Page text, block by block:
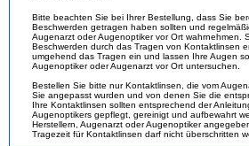
Bitte beachten Sie bei Ihrer Bestellung, dass Sie
Beschwerden getragen haben sollten und
Augenarzt oder Augenoptiker vor Ort wahrnehmen.
Beschwerden durch das Tragen von Kontaktlinsen
umgehend das Tragen ein und lassen Ihre Augen
Augenoptiker oder Augenarzt vor Ort untersuchen.
Bestellen Sie bitte nur Kontaktlinsen, die vom
Sie angepasst wurden und von denen Sie die
Ihre Kontaktlinsen sollten entsprechend der
Augenoptikers gepflegt, gereinigt und aufbewahrt
Herstellern, Augenarzt oder Augenoptiker
Tragezeit für Kontaktlinsen darf nicht überschritten